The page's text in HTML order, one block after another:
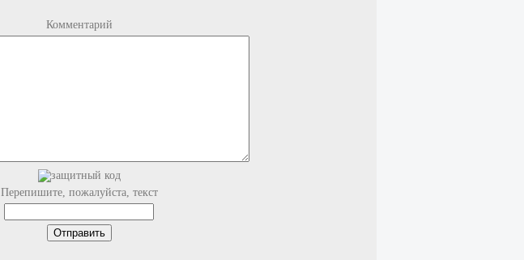
Комментарий
Перепишите, пожалуйста, текст